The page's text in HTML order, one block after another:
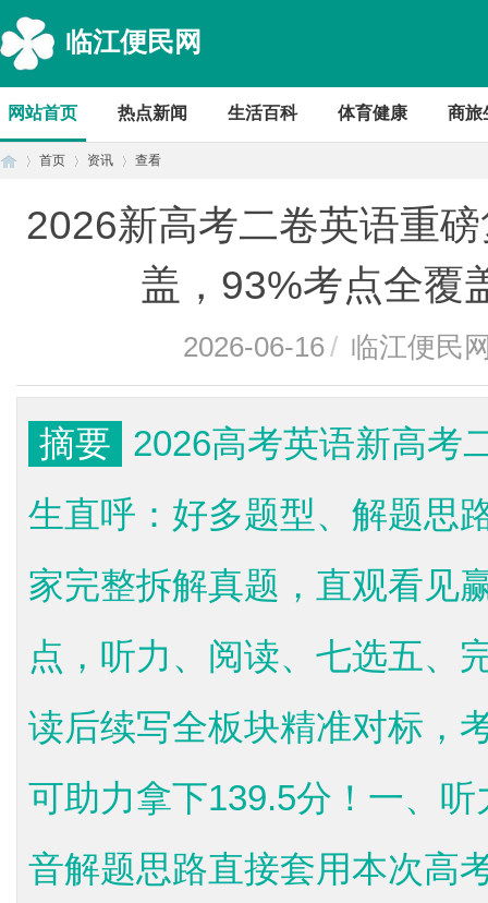
临江便民网
网站首页 热点新闻 生活百科 体育健康 商旅
首页 资讯 查看
2026新高考二卷英语重
盖，93%考点全覆
2026-06-16/ 临江便民
摘要
2026高考英语新高考
生直呼：好多题型、解题思
家完整拆解真题，直观看见
点，听力、阅读、七选五、
读后续写全板块精准对标，
可助力拿下139.5分！一、
音解题思路直接套用本次高